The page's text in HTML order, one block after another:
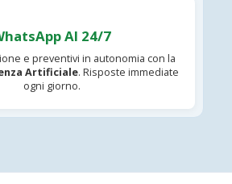
AI 24/7
e preventivi in autonomia con la
Artificiale. Risposte immediate
ogni giorno.